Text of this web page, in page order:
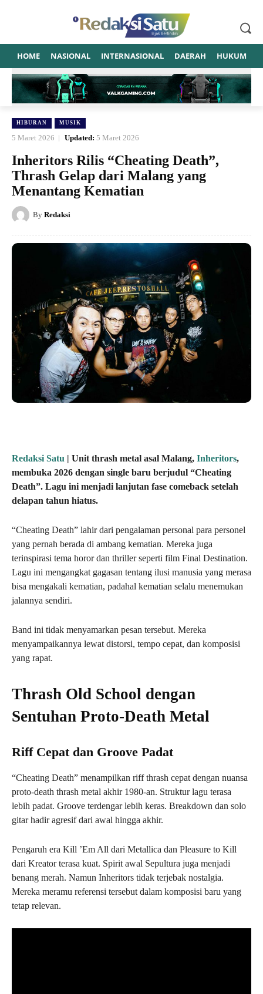
HOME NASIONAL INTERNASIONAL DAERAH HUKUM
HIBURAN MUSIK
5 Maret 2026 Updated: 5 Maret 2026
Inheritors Rilis “Cheating Death”,
Thrash Gelap dari Malang yang
Menantang Kematian
By Redaksi
Redaksi Satu | Unit thrash metal asal Malang, Inheritors,
membuka 2026 dengan single baru berjudul “Cheating
Death”. Lagu ini menjadi lanjutan fase comeback setelah
delapan tahun hiatus.
“Cheating Death” lahir dari pengalaman personal para personel
yang pernah berada di ambang kematian. Mereka juga
terinspirasi tema horor dan thriller seperti film Final Destination.
Lagu ini mengangkat gagasan tentang ilusi manusia yang merasa
bisa mengakali kematian, padahal kematian selalu menemukan
jalannya sendiri.
Band ini tidak menyamarkan pesan tersebut. Mereka
menyampaikannya lewat distorsi, tempo cepat, dan komposisi
yang rapat.
Thrash Old School dengan
Sentuhan Proto-Death Metal
Riff Cepat dan Groove Padat
“Cheating Death” menampilkan riff thrash cepat dengan nuansa
proto-death thrash metal akhir 1980-an. Struktur lagu terasa
lebih padat. Groove terdengar lebih keras. Breakdown dan solo
gitar hadir agresif dari awal hingga akhir.
Pengaruh era Kill ’Em All dari Metallica dan Pleasure to Kill
dari Kreator terasa kuat. Spirit awal Sepultura juga menjadi
benang merah. Namun Inheritors tidak terjebak nostalgia.
Mereka meramu referensi tersebut dalam komposisi baru yang
tetap relevan.